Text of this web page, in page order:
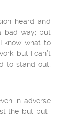
heard and
bad way; but
know what to
but I can’t
to stand out,
in adverse
the but-but-